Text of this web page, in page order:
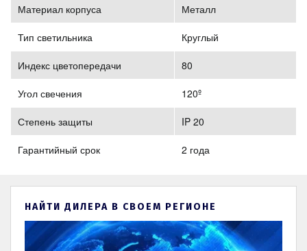
Материал корпуса Металл
Тип светильника Круглый
Индекс цветопередачи 80
Угол свечения 120º
Степень защиты IP 20
Гарантийный срок 2 года
НАЙТИ ДИЛЕРА В СВОЕМ РЕГИОНЕ